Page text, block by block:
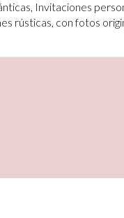
Invitaciones
rústicas, con fotos